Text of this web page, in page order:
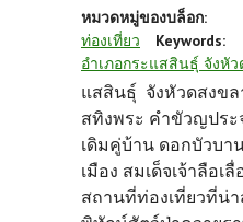
หมวดหมู่ของบล็อก:
ท่องเที่ยว
Keywords:
อำเภอกระแสสินธุ์ จังหั
แสสินธุ์ จังหัวดสงข
สทิงพระ คำขัวญปร
เดิมคู่บ้าน ดอกบัวบา
เมือง สมเด็จเจ้าลือเ
สถานที่ท่องเที่ยวที่น่